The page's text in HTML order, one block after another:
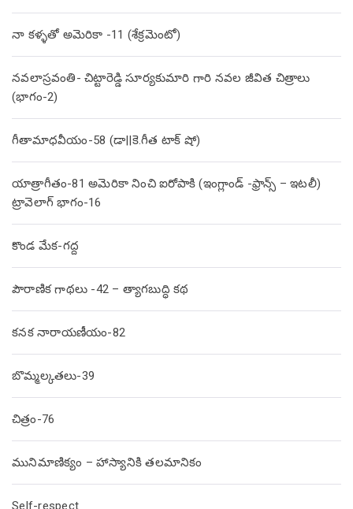
నా కళ్ళతో అమెరికా -11 (శేక్రమెంటో)
నవలాస్రవంతి- చిట్టారెడ్డి సూర్యకుమారి గారి నవల జీవిత చిత్రాలు
(భాగం-2)
గీతామాధవీయం-58 (డా||కె.గీత టాక్ షో)
యాత్రాగీతం-81 అమెరికా నించి ఐరోపాకి (ఇంగ్లాండ్ -ఫ్రాన్స్ – ఇటలీ)
ట్రావెలాగ్ భాగం-16
కొండ మేక-గద్ద
పౌరాణిక గాథలు -42 – త్యాగబుద్ధి కథ
కనక నారాయణీయం-82
బొమ్మల్కతలు-39
చిత్రం-76
మునిమాణిక్యం – హాస్యానికి తలమానికం
Self-respect